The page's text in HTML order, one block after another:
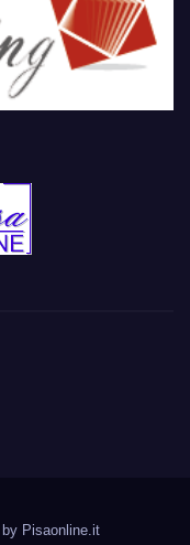
Pisaonline.it